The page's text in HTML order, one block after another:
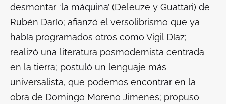
desmontar ‘la máquina’ (Deleuze y Guattari) de
Rubén Darío; afianzó el versolibrismo que ya
había programados otros como Vigil Díaz;
realizó una literatura posmodernista centrada
en la tierra; postuló un lenguaje más
universalista, que podemos encontrar en la
obra de Domingo Moreno Jimenes; propuso